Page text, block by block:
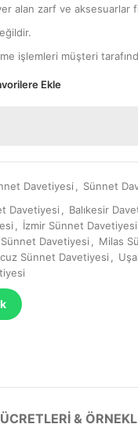
alan zarf ve aksesuarlar
işlemleri müşteri
Ekle
Davetiyesi
Sünnet
Davetiyesi Balıkesir
İzmir Sünnet Davetiyesi
Davetiyesi Milas
Sünnet Davetiyesi
&